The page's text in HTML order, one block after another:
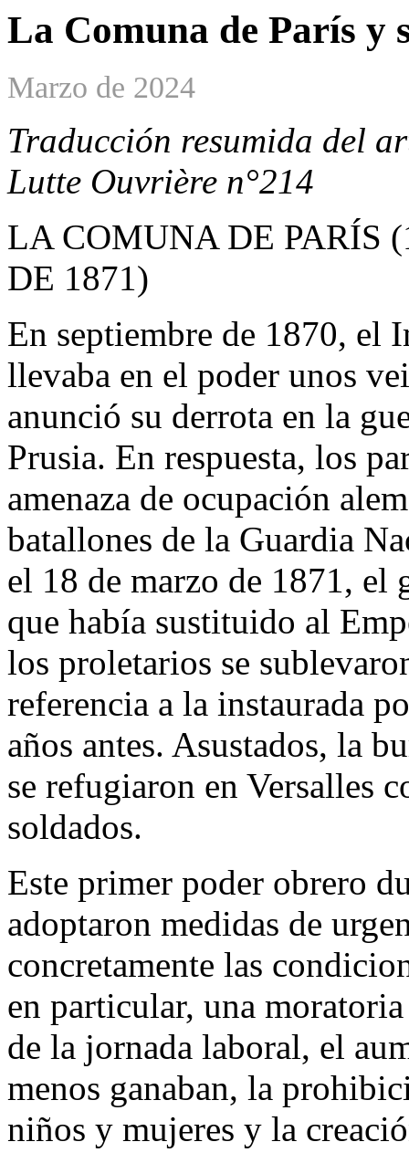
La Comuna de París y
Marzo de 2024
Traducción resumida del
Lutte Ouvrière n°214
LA COMUNA DE PARÍS
DE 1871)
En septiembre de 1870, el
llevaba en el poder unos
anunció su derrota en la
Prusia. En respuesta, los
amenaza de ocupación
batallones de la Guardia
el 18 de marzo de 1871, el
que había sustituido al
los proletarios se
referencia a la instaurada
años antes. Asustados, la
se refugiaron en Versalles
soldados.
Este primer poder obrero
adoptaron medidas de
concretamente las
en particular, una
de la jornada laboral, el
menos ganaban, la
niños y mujeres y la